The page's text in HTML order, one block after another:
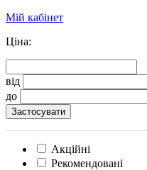
Мій кабінет
Ціна:
від
до
Акційні
Рекомендовані